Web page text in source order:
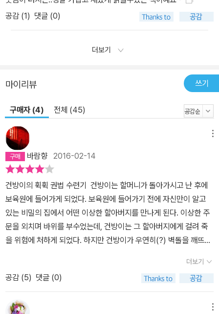
공감 (1) 댓글 (0)
더보기
마이리뷰 쓰기
구매자 (4) 전체 (45)
바람향2016-02-14
건방이의 휙휙 권법 수련기 건방이는 할머니가 돌아가시고 난 후에
보육원에 들어가게 되었다. 보육원에 들어가기 전에 자신만이 알고
있는 비밀의 집에서 어떤 이상한 할아버지를 만나게 된다. 이상한 주
문을 외치며 바위를 부수었는데, 건방이는 그 할아버지에게 걸려 죽
을 위험에 처하게 되었다. 하지만 건방이가 우연히(?) 벽돌을 깨뜨리
이는 주변의 깡패들을 혼내주고 돈을 받는 머니맨이 되고, 그 활동을
통해 집안 살림을 이끌어 나간다. 그리고 반에 전학을 온 백초아와 다
투다가 오방도사인 할아버지와 설화당주인 백초아 할머니의 인연을
알게 된다. 그러면서 장안을 떠들썩하게 만든 도둑 도꼬마리와 맞닥
더보기
공감 (5) 댓글 (0)